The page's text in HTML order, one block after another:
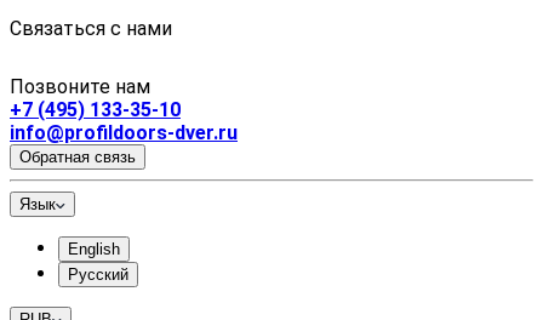
Связаться с нами
Позвоните нам
+7 (495) 133-35-10
info@profildoors-dver.ru
Обратная связь
Язык
English
Русский